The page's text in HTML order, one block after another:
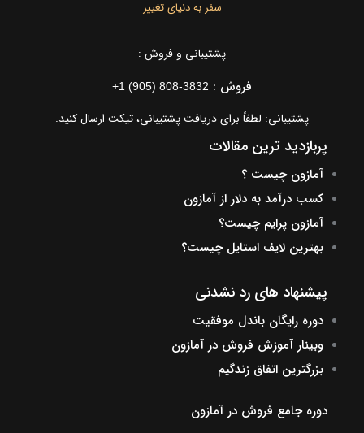
سفر به دنیای تغییر
پشتیبانی و فروش :
فروش : +1 (905) 808-3832
پشتیبانی: لطفاً برای دریافت پشتیبانی، تیکت ارسال کنید.
پربازدید ترین مقالات
آمازون چیست ؟
کسب درآمد به دلار از آمازون
آمازون پرایم چیست؟
بهترین لایف استایل چیست؟
پیشنهاد های رد نشدنی
دوره رایگان باندل موفقیت
وبینار آموزش فروش در آمازون
بزرگترین اتفاق زندگیم
دوره جامع فروش در آمازون